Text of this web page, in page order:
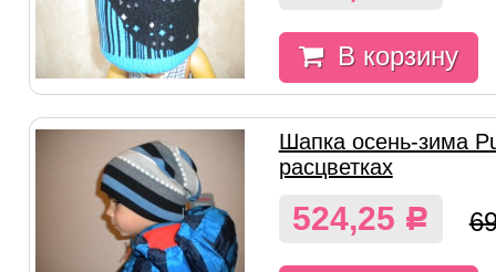
В корзину
Шапка осень-зима
расцветках
524,25 Р